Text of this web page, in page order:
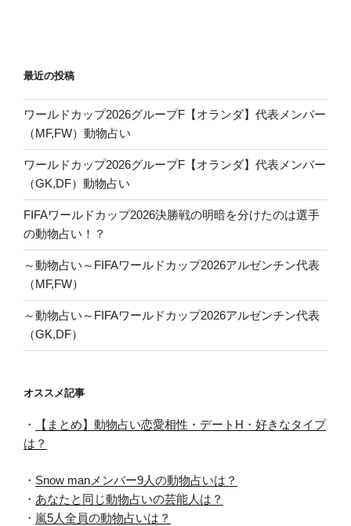
最近の投稿
ワールドカップ2026グループF【オランダ】代表メンバー
（MF,FW）動物占い
ワールドカップ2026グループF【オランダ】代表メンバー
（GK,DF）動物占い
FIFAワールドカップ2026決勝戦の明暗を分けたのは選手
の動物占い！？
～動物占い～FIFAワールドカップ2026アルゼンチン代表
（MF,FW）
～動物占い～FIFAワールドカップ2026アルゼンチン代表
（GK,DF）
オススメ記事
・
【まとめ】動物占い恋愛相性・デートH・好きなタイプ
は？
・ Snow manメンバー9人の動物占いは？
・ あなたと同じ動物占いの芸能人は？
・ 嵐5人全員の動物占いは？